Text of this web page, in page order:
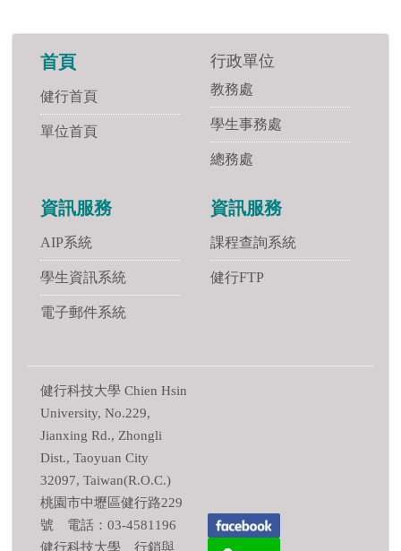
首頁
健行首頁
單位首頁
行政單位
教務處
學生事務處
總務處
資訊服務
AIP系統
學生資訊系統
電子郵件系統
資訊服務
課程查詢系統
健行FTP
健行科技大學 Chien Hsin
University, No.229,
Jianxing Rd., Zhongli
Dist., Taoyuan City
32097, Taiwan(R.O.C.)
桃園市中壢區健行路229
號 電話：03-4581196
健行科技大學 行銷與